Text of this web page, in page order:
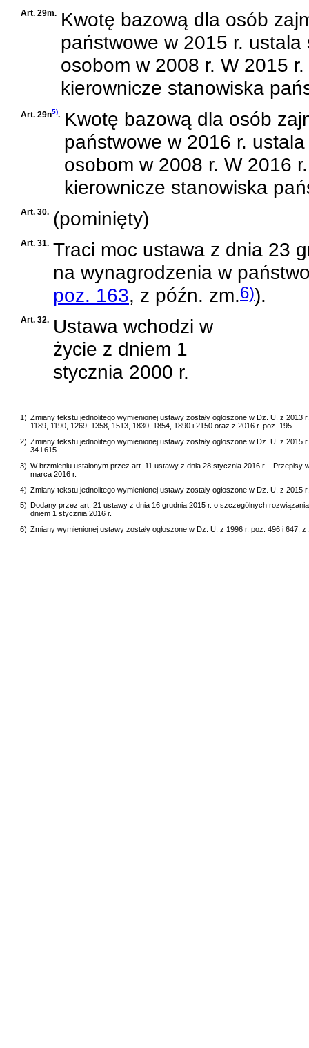
Art. 29m. Kwotę bazową dla osób
państwowe w 2015 r. ustala
osobom w 2008 r. W 2015
kierownicze stanowiska
Art. 29n5). Kwotę bazową dla osób
państwowe w 2016 r.
osobom w 2008 r. W 2016
kierownicze stanowiska
Art. 30. (pominięty)
Art. 31. Traci moc ustawa z dnia 23
na wynagrodzenia w
poz. 163, z późn. zm.6)).
Art. 32. Ustawa wchodzi w
życie z dniem 1
stycznia 2000 r.
1) Zmiany tekstu jednolitego wymienionej ustawy zostały ogłoszone w Dz. U. z
1189, 1190, 1269, 1358, 1513, 1830, 1854, 1890 i 2150 oraz z 2016 r. poz. 195.
2) Zmiany tekstu jednolitego wymienionej ustawy zostały ogłoszone w Dz. U. z
34 i 615.
3) W brzmieniu ustalonym przez art. 11 ustawy z dnia 28 stycznia 2016 r. -
marca 2016 r.
4) Zmiany tekstu jednolitego wymienionej ustawy zostały ogłoszone w Dz. U. z
5)
Dodany przez art. 21 ustawy z dnia 16 grudnia 2015 r. o szczególnych
dniem 1 stycznia 2016 r.
6) Zmiany wymienionej ustawy zostały ogłoszone w Dz. U. z 1996 r. poz. 496 i